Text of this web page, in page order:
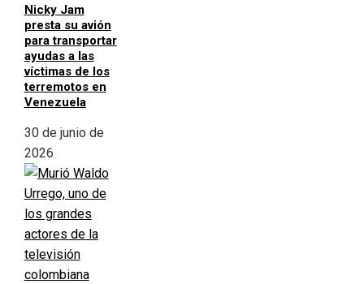
Nicky Jam
presta su avión
para transportar
ayudas a las
víctimas de los
terremotos en
Venezuela
30 de junio de
2026